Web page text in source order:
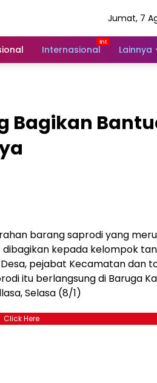
Jumat, 7
Internasional Lainnya
Bagikan
barang saprodi yang
kepada kelompok
pejabat Kecamatan dan
itu berlangsung di Baruga
Selasa (8/1)
Click Here